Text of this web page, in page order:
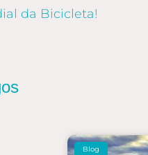
da Bicicleta!
Blog